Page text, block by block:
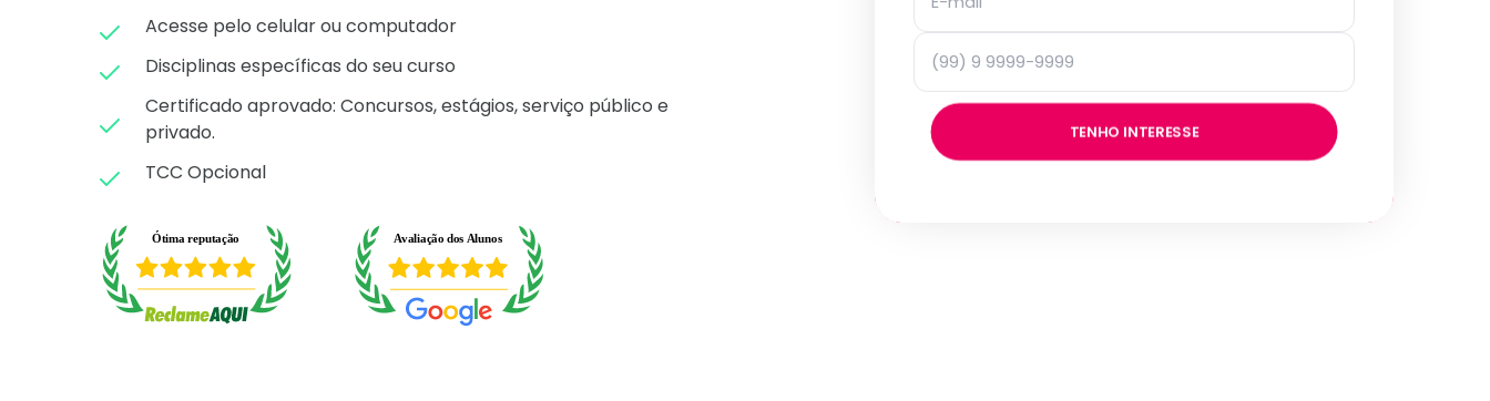
Acesse pelo celular ou computador
Disciplinas específicas do seu curso
Certificado aprovado: Concursos, estágios, serviço público e
privado.
TCC Opcional
TENHO INTERESSE